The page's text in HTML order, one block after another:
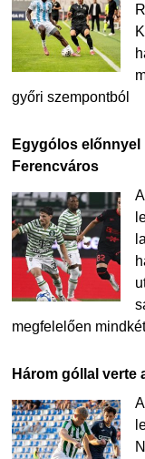
győri szempontból
Egygólos
Ferencváros
megfelelően
Három góllal verte